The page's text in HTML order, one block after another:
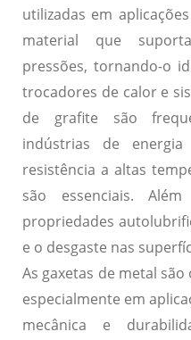
utilizadas em
material que
pressões, tornando-o
trocadores de calor e
de grafite são
indústrias de
resistência a altas
são essenciais.
propriedades
e o desgaste nas
As gaxetas de metal
especialmente em
mecânica e